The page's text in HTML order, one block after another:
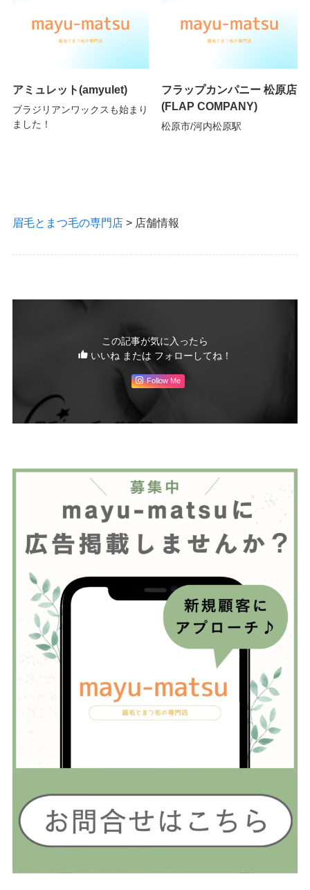
アミュレット(amyulet)
ブラジリアンワックスも始まり
ました！
フラップカンパニー 松原店
(FLAP COMPANY)
松原市/河内松原駅
眉毛とまつ毛の専門店> 店舗情報
この記事が気に入ったら
いいね または フォローしてね！
Follow Me